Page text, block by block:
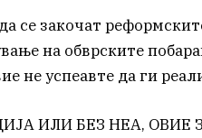
се закочат
на обврските
не успеавте да ги
ИЛИ БЕЗ НЕА, ОВИЕ